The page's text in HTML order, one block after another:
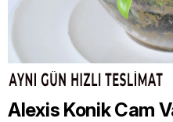
Alexis Konik Cam